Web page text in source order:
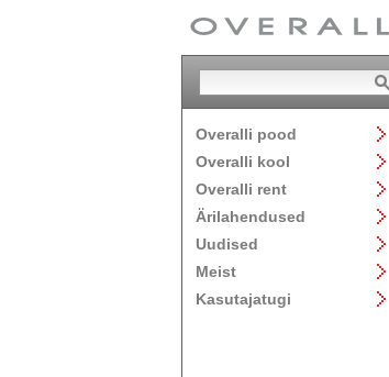
Overalli pood
Overalli kool
Overalli rent
Ärilahendused
Uudised
Meist
Kasutajatugi